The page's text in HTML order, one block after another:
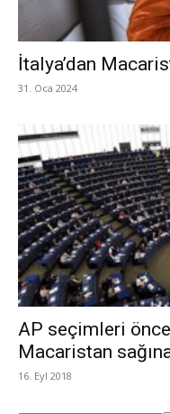
İtalya’dan
31. Oca 2024
AP seçimleri
Macaristan
16. Eyl 2018